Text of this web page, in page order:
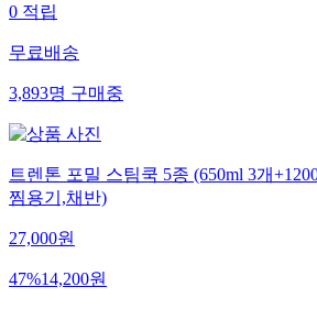
0 적립
무료배송
3,893명 구매중
트렌톤 포밀 스팀쿡 5종 (650ml 3개
찜용기,채반)
27,000원
47%14,200원